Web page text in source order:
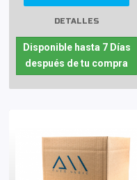
DETALLES
Disponible hasta 7 Días
después de tu compra